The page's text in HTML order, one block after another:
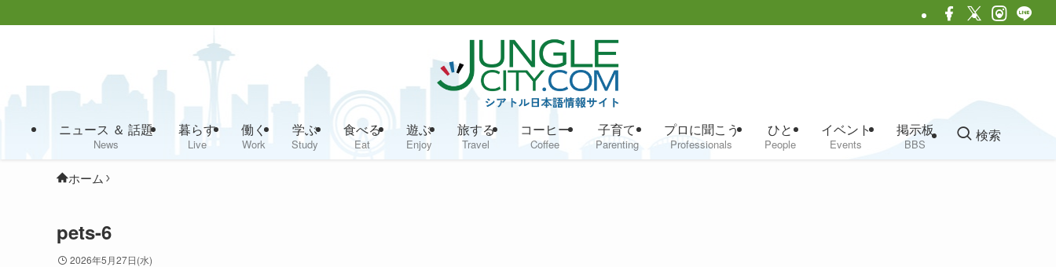
ニュース ＆ 話題
News
暮らす
Live
働く
Work
学ぶ
Study
食べる
Eat
遊ぶ
Enjoy
旅する
Travel
コーヒー
Coffee
子育て
Parenting
プロに聞こう
Professionals
ひと
People
イベント
Events
掲示板
BBS
検索
ホーム
pets-6
2026年5月27日(水)